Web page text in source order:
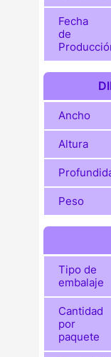
Fecha
de
Ancho
Altura
Peso
Tipo de
embalaje
Cantidad
por
paquete